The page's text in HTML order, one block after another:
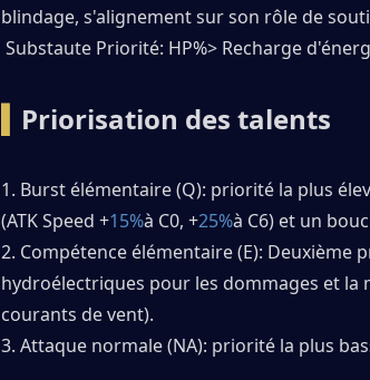
blindage, s'alignement sur son rôle de
Substaute Priorité: HP%> Recharge
Priorisation des talents
1. Burst élémentaire (Q): priorité la plus
(ATK Speed ​​+15%à C0, +25%à C6) et un
2. Compétence élémentaire (E): Deuxième
hydroélectriques pour les dommages et la
courants de vent).
3. Attaque normale (NA): priorité la plus